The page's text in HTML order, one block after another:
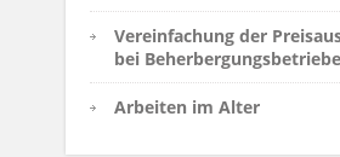
Vereinfachung der
bei
Arbeiten im Alter